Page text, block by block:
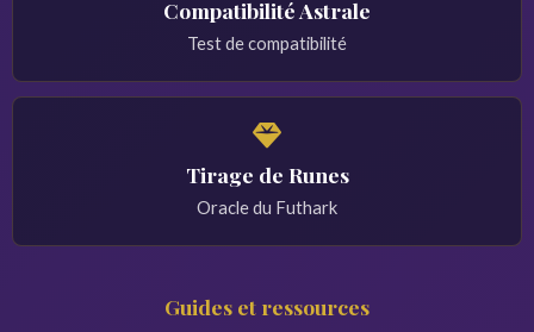
Compatibilité Astrale
Test de compatibilité
Tirage de Runes
Oracle du Futhark
Guides et ressources